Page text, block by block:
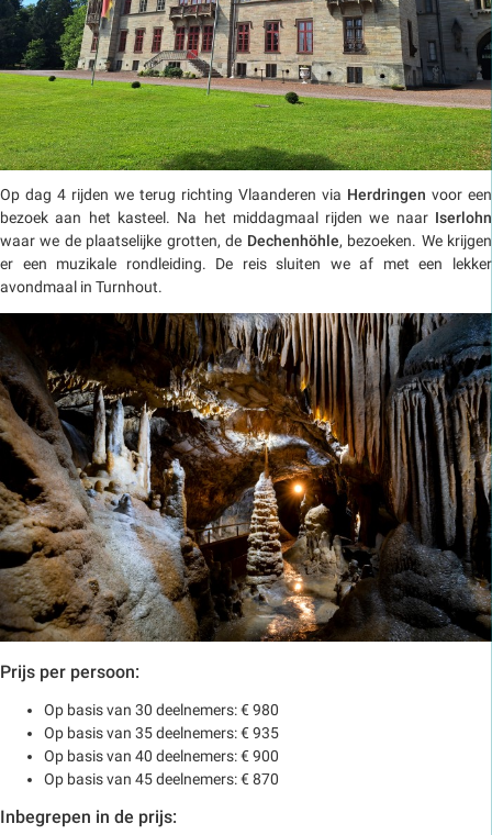
Op dag 4 rijden we terug richting Vlaanderen via Herdringen voor een
bezoek aan het kasteel. Na het middagmaal rijden we naar Iserlohn
waar we de plaatselijke grotten, de Dechenhöhle, bezoeken. We krijgen
er een muzikale rondleiding. De reis sluiten we af met een lekker
avondmaal in Turnhout.
Prijs per persoon:
Op basis van 30 deelnemers: € 980
Op basis van 35 deelnemers: € 935
Op basis van 40 deelnemers: € 900
Op basis van 45 deelnemers: € 870
Inbegrepen in de prijs: